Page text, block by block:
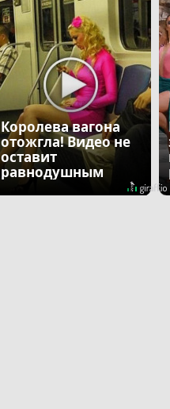
Королева вагона
отожгла! Видео не
оставит
равнодушным